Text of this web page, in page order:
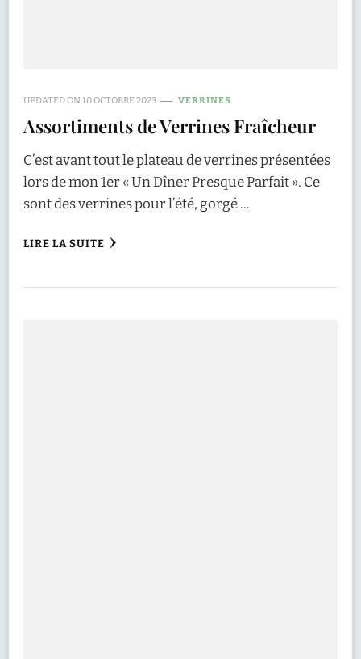
UPDATED ON10 OCTOBRE 2023 VERRINES
Assortiments de Verrines Fraîcheur
C’est avant tout le plateau de verrines présentées
lors de mon 1er « Un Dîner Presque Parfait ». Ce
sont des verrines pour l’été, gorgé …
LIRE LA SUITE